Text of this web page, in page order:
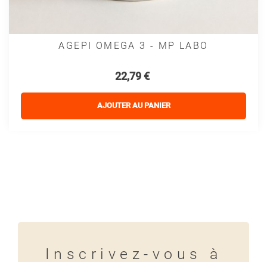
AGEPI OMEGA 3 - MP LABO
Prix
22,79 €
AJOUTER AU PANIER
Inscrivez-vous à